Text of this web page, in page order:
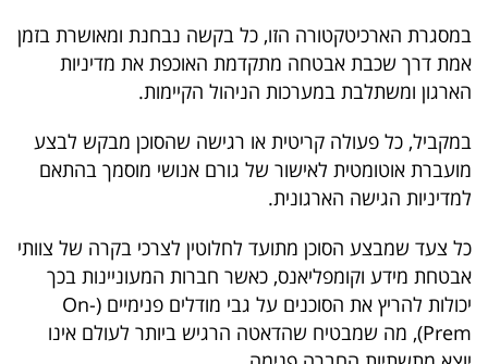
במסגרת הארכיטקטורה הזו, כל בקשה נבחנת ומאושרת בזמן
אמת דרך שכבת אבטחה מתקדמת האוכפת את מדיניות
הארגון ומשתלבת במערכות הניהול הקיימות.
במקביל, כל פעולה קריטית או רגישה שהסוכן מבקש לבצע
מועברת אוטומטית לאישור של גורם אנושי מוסמך בהתאם
למדיניות הגישה הארגונית.
כל צעד שמבצע הסוכן מתועד לחלוטין לצרכי בקרה של צוותי
אבטחת מידע וקומפליאנס, כאשר חברות המעוניינות בכך
יכולות להריץ את הסוכנים על גבי מודלים פנימיים (On-
Prem), מה שמבטיח שהדאטה הרגיש ביותר לעולם אינו